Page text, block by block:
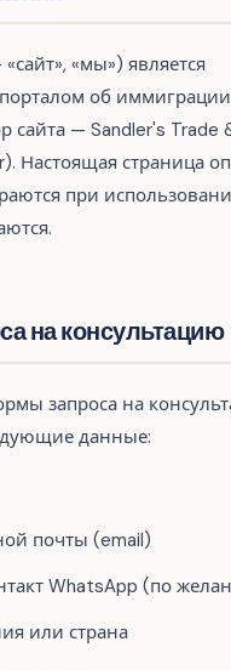
«мы») является
об
сайта — Sandler's Trade
Настоящая страница
при
на консультацию
запроса на
данные:
почты (email)
WhatsApp (по
или страна